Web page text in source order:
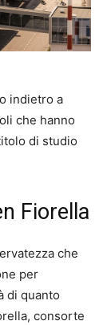
indietro a
che hanno
di studio
Fiorella
che
per
di quanto
consorte